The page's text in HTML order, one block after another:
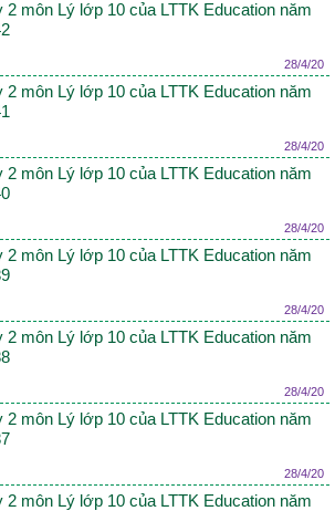
môn Lý lớp 10 của LTTK Education năm
28/4/20
môn Lý lớp 10 của LTTK Education năm
28/4/20
môn Lý lớp 10 của LTTK Education năm
28/4/20
môn Lý lớp 10 của LTTK Education năm
28/4/20
môn Lý lớp 10 của LTTK Education năm
28/4/20
môn Lý lớp 10 của LTTK Education năm
28/4/20
môn Lý lớp 10 của LTTK Education năm